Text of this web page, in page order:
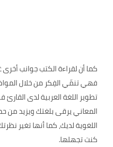
كما أن لقراءة الكتب جوانب أخرى
فهي تنمّي الفِكر من خلال
تطوير اللغة العربية لدى
المعاني يرقى بلغتك ويزيد من
اللغوية لديك، كما أنها تغير
كنت تجهلها.